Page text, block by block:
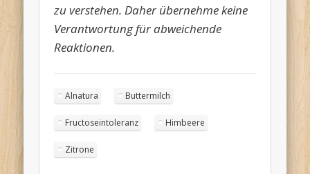
zu verstehen. Daher übernehme keine
Verantwortung für abweichende
Reaktionen.
Alnatura Buttermilch
Fructoseintoleranz Himbeere
Zitrone